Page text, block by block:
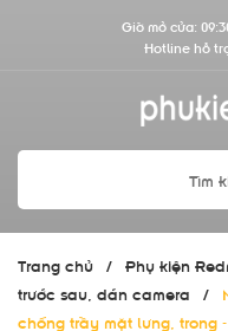
Giờ mở cửa:
Hotline hỗ
Trang chủ / Phụ kiện
trước sau, dán camera
/
chống trầy mặt lưng, trong